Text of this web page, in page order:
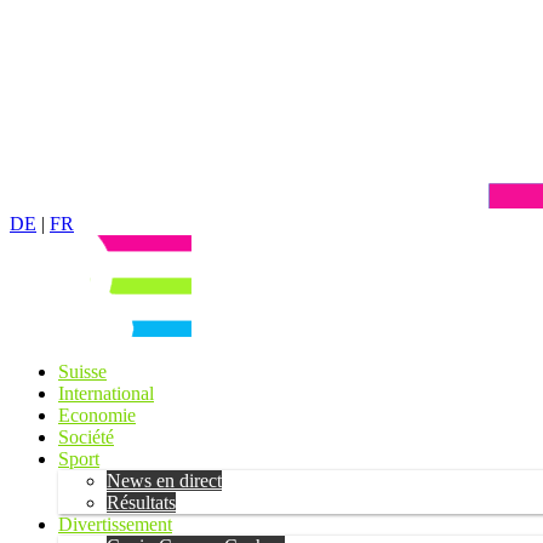
DE | FR
Suisse
International
Economie
Société
Sport
News en direct
Résultats
Divertissement